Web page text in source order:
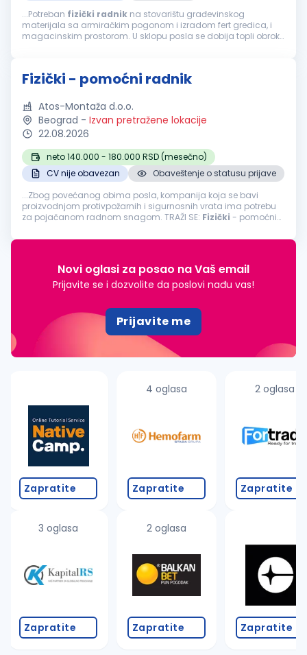
...Potreban fizički radnik na stovarištu građevinskog
materijala sa armiračkim pogonom i izradom fert gredica, i
magacinskim prostorom. U sklopu posla se dobija topli obrok
Fizički - pomoćni radnik
Atos-Montaža d.o.o.
Beograd - Izvan pretražene lokacije
22.08.2026
neto 140.000 - 180.000 RSD (mesečno)
CV nije obavezan
Obaveštenje o statusu prijave
...Zbog povećanog obima posla, kompanija koja se bavi
proizvodnjom protivpožarnih i sigurnosnih vrata ima potrebu
za pojačanom radnom snagom. TRAŽI SE: Fizički - pomoćni
Opis posla: Utovar...
Novi oglasi za posao na Vaš email
Prijavite se i dozvolite da poslovi nađu vas!
Prijavite me
Zapratite
3 oglasa
Zapratite
4 oglasa
Zapratite
2 oglasa
Zapratite
2 oglasa
Zapratite
Zapratite